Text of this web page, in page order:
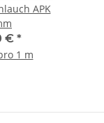
APK
€ *
1 m